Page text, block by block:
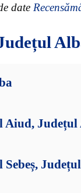
date
Aiud, Județul